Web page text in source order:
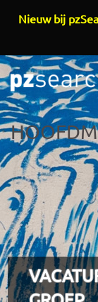
Overslaan en
Nieuw bij